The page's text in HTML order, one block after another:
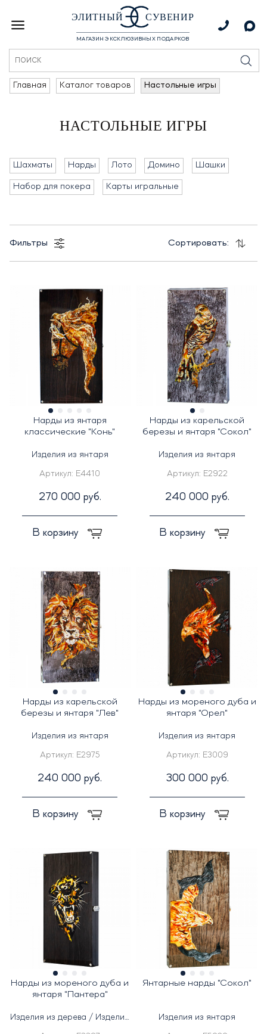
ЭЛИТНЫЙ СУВЕНИР
МАГАЗИН ЭКСКЛЮЗИВНЫХ ПОДАРКОВ
Главная Каталог товаров Настольные игры
НАСТОЛЬНЫЕ ИГРЫ
Шахматы Нарды Лото Домино Шашки
Набор для покера Карты игральные
Фильтры Сортировать:
Нарды из янтаря
классические "Конь"
Изделия из янтаря
Артикул: E4410
270 000 руб.
В корзину
Нарды из карельской
березы и янтаря "Сокол"
Изделия из янтаря
Артикул: E2922
240 000 руб.
В корзину
Нарды из карельской
березы и янтаря "Лев"
Изделия из янтаря
Артикул: E2975
240 000 руб.
В корзину
Нарды из мореного дуба и
янтаря "Орел"
Изделия из янтаря
Артикул: E3009
300 000 руб.
В корзину
Нарды из мореного дуба и
янтаря "Пантера"
Изделия из дерева / Изделия
Янтарные нарды "Сокол"
Изделия из янтаря